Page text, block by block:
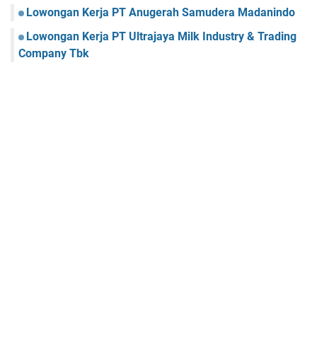
Lowongan Kerja PT Anugerah Samudera Madanindo
Lowongan Kerja PT Ultrajaya Milk Industry & Trading
Company Tbk